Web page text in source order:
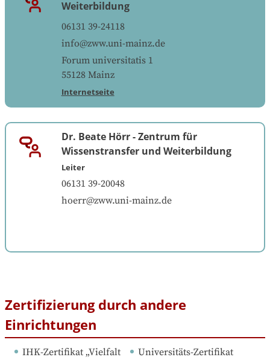
Weiterbildung
06131 39-24118
info@zww.uni-mainz.de
Forum universitatis 1
55128 Mainz
Internetseite
Dr. Beate Hörr -Zentrum für
Wissenstransfer und Weiterbildung
Leiter
06131 39-20048
hoerr@zww.uni-mainz.de
Zertifizierung durch andere
Einrichtungen
IHK-Zertifikat „Vielfalt Universitäts-Zertifikat